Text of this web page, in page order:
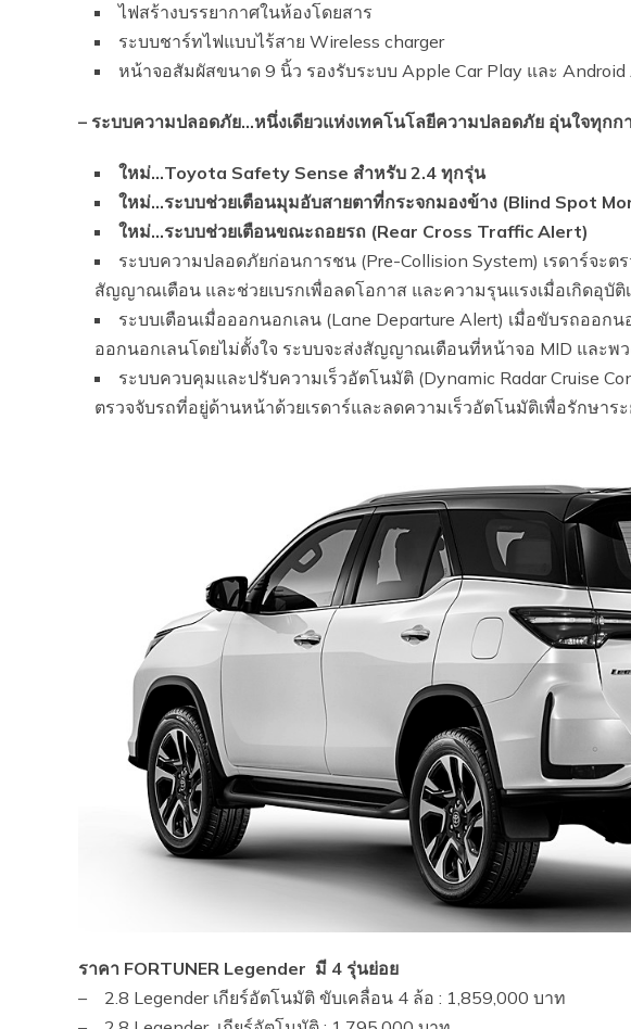
ไฟสร้างบรรยากาศในห้องโดยสาร
ระบบชาร์ทไฟแบบไร้สาย Wireless charger
หน้าจอสัมผัสขนาด 9 นิ้ว รองรับระบบ Apple Car Play และ Android
– ระบบความปลอดภัย…หนึ่งเดียวแห่งเทคโนโลยีความปลอดภัย อุ่นใจทุกก
ใหม่…Toyota Safety Sense สำหรับ 2.4 ทุกรุ่น
ใหม่…ระบบช่วยเตือนมุมอับสายตาที่กระจกมองข้าง (Blind Spot
ใหม่…ระบบช่วยเตือนขณะถอยรถ (Rear Cross Traffic Alert)
ระบบความปลอดภัยก่อนการชน (Pre-Collision System) เรดาร์จะ
สัญญาณเตือน และช่วยเบรกเพื่อลดโอกาส และความรุนแรงเมื่อเกิดอุบัติ
ระบบเตือนเมื่อออกนอกเลน (Lane Departure Alert) เมื่อขับรถออก
ออกนอกเลนโดยไม่ตั้งใจ ระบบจะส่งสัญญาณเตือนที่หน้าจอ MID และพ
ระบบควบคุมและปรับความเร็วอัตโนมัติ (Dynamic Radar Cruise
ตรวจจับรถที่อยู่ด้านหน้าด้วยเรดาร์และลดความเร็วอัตโนมัติเพื่อรักษาร
ราคา FORTUNER Legender มี 4 รุ่นย่อย
– 2.8 Legender เกียร์อัตโนมัติ ขับเคลื่อน 4 ล้อ : 1,859,000 บาท